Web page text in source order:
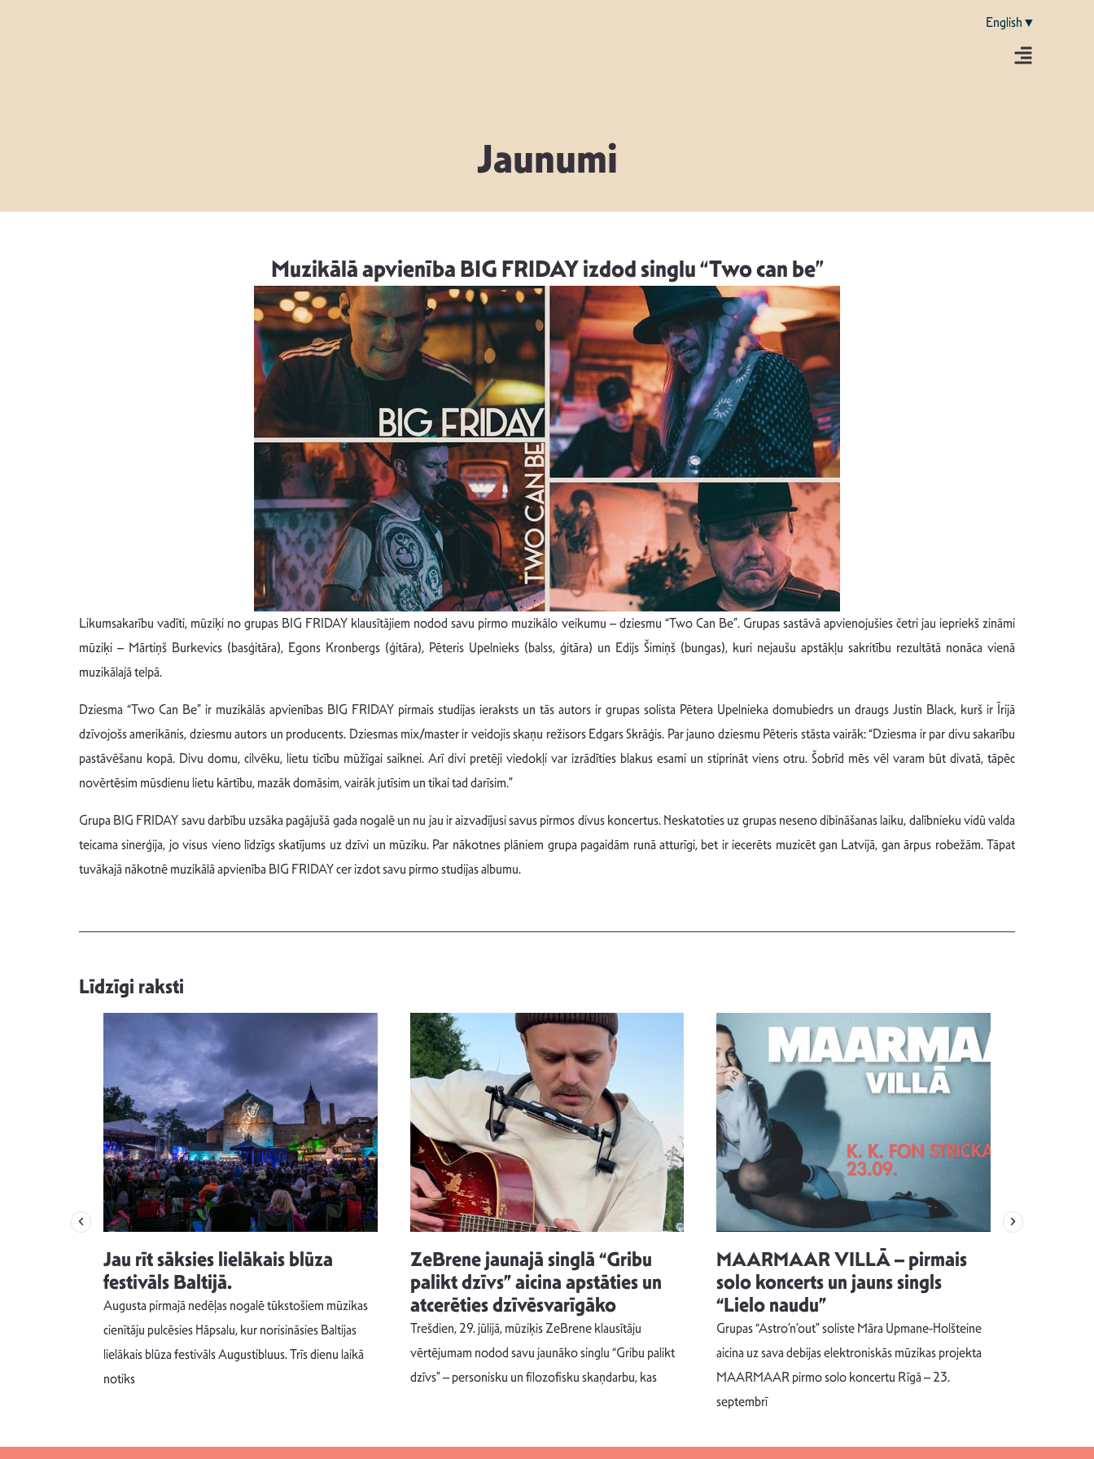
English▼
Jaunumi
Muzikālā apvienība BIG FRIDAY izdod singlu “Two can be”
Likumsakarību vadīti, mūziķi no grupas BIG FRIDAY klausītājiem nodod savu pirmo muzikālo veikumu – dziesmu “Two Can Be”. Grupas sastāvā apvienojušies četri jau iepriekš zināmi
mūziķi – Mārtiņš Burkevics (basģitāra), Egons Kronbergs (ģitāra), Pēteris Upelnieks (balss, ģitāra) un Edijs Šimiņš (bungas), kuri nejaušu apstākļu sakritību rezultātā nonāca vienā
muzikālajā telpā.
Dziesma “Two Can Be” ir muzikālās apvienības BIG FRIDAY pirmais studijas ieraksts un tās autors ir grupas solista Pētera Upelnieka domubiedrs un draugs Justin Black, kurš ir Īrijā
dzīvojošs amerikānis, dziesmu autors un producents. Dziesmas mix/master ir veidojis skaņu režisors Edgars Skrāģis. Par jauno dziesmu Pēteris stāsta vairāk: “Dziesma ir par divu sakarību
pastāvēšanu kopā. Divu domu, cilvēku, lietu ticību mūžīgai saiknei. Arī divi pretēji viedokļi var izrādīties blakus esami un stiprināt viens otru. Šobrīd mēs vēl varam būt divatā, tāpēc
novērtēsim mūsdienu lietu kārtību, mazāk domāsim, vairāk jutīsim un tikai tad darīsim.”
Grupa BIG FRIDAY savu darbību uzsāka pagājušā gada nogalē un nu jau ir aizvadījusi savus pirmos divus koncertus. Neskatoties uz grupas neseno dibināšanas laiku, dalībnieku vidū valda
teicama sinerģija, jo visus vieno līdzīgs skatījums uz dzīvi un mūziku. Par nākotnes plāniem grupa pagaidām runā atturīgi, bet ir iecerēts muzicēt gan Latvijā, gan ārpus robežām. Tāpat
tuvākajā nākotnē muzikālā apvienība BIG FRIDAY cer izdot savu pirmo studijas albumu.
Līdzīgi raksti
Jau rīt sāksies lielākais blūza
festivāls Baltijā.
Augusta pirmajā nedēļas nogalē tūkstošiem mūzikas
cienītāju pulcēsies Hāpsalu, kur norisināsies Baltijas
lielākais blūza festivāls Augustibluus. Trīs dienu laikā
notiks
ZeBrene jaunajā singlā “Gribu
palikt dzīvs” aicina apstāties un
atcerēties dzīvēsvarīgāko
Trešdien, 29. jūlijā, mūziķis ZeBrene klausītāju
vērtējumam nodod savu jaunāko singlu “Gribu palikt
dzīvs” – personisku un filozofisku skaņdarbu, kas
MAARMAAR VILLĀ – pirmais
solo koncerts un jauns singls
“Lielo naudu”
Grupas “Astro’n’out” soliste Māra Upmane-Holšteine
aicina uz sava debijas elektroniskās mūzikas projekta
MAARMAAR pirmo solo koncertu Rīgā – 23.
septembrī